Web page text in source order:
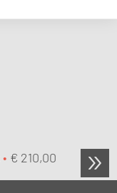
• € 210,00